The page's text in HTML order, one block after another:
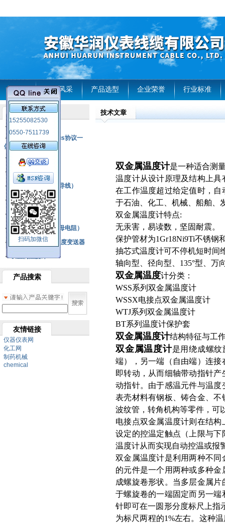
首页 企业风采 产品选型 企业荣誉 行业标准
15255082530
0550-7511739
扫码加微信
产品列表
RS485通讯modbus协议一
体化现场智能仪表
热电偶
压力式温度计
热电偶补偿电缆（导线）
振动传感器
热电阻
铂热电阻元件（云母电阻）
SBW系列一体化温度变送器
双金属温度计
产品搜索
友情链接
仪器仪表网
化工网
制药机械
chemical
技术文章
双金属温度计是一种适合测
温度计从设计原理及结构上
在工作温度超过给定值时，
于石油、化工、机械、船舶、
双金属温度计特点:
无汞害，易读数，坚固耐震。
保护管材为1Gr18Ni9Ti不锈钢
抽芯式温度计可不停机短时间
轴向型、径向型、135°型、万
双金属温度计分类：
WSS系列双金属温度计
WSSX电接点双金属温度计
WTJ系列双金属温度计
BT系列温度计保护套
双金属温度计结构特征与工
双金属温度计是用绕成螺纹
端），另一端（自由端）连
即转动，从而细轴带动指针
动指针。由于感温元件与温
表壳材料有钢板、铸合金、
波纹管，转角机构等零件，可
电接点双金属温度计则在结
设定的控温定触点（上限与
温度计从而实现自动控温或报
双金属温度计是利用两种不
的元件是一个用两种或多种
成螺旋卷形状。当多层金属
于螺旋卷的一端固定而另一
针即可在一圆形分度标尺上指
为标尺两程的1%左右。这种